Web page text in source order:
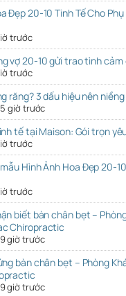
Đẹp 20-10 Tinh Tế Cho
trước
vợ 20-10 gửi trao tình
trước
răng? 3 dấu hiệu nên
5 giờ trước
tế tại Maison: Gói trọn
trước
Hình Ảnh Hoa Đẹp 20-
trước
biết bàn chân bẹt –
Chiropractic
9 giờ trước
bàn chân bẹt – Phòng
9 giờ trước